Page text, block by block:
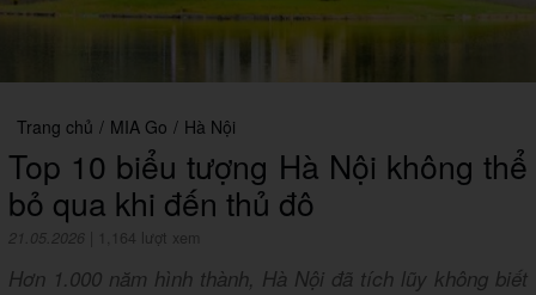
Trang chủ / MIA Go / Hà Nội
Top 10 biểu tượng Hà Nội không thể
bỏ qua khi đến thủ đô
21.05.2026 1,164 lượt xem
Hơn 1.000 năm hình thành, Hà Nội đã tích lũy không biết